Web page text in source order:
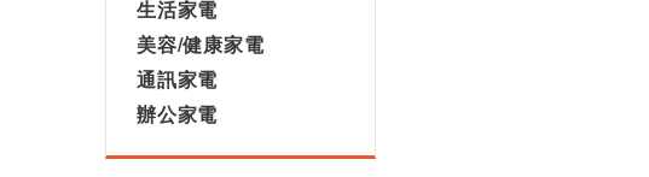
生活家電
美容/健康家電
通訊家電
辦公家電